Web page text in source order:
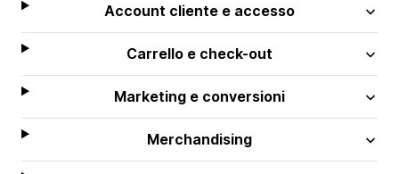
Account cliente e accesso
Carrello e check-out
Marketing e conversioni
Merchandising